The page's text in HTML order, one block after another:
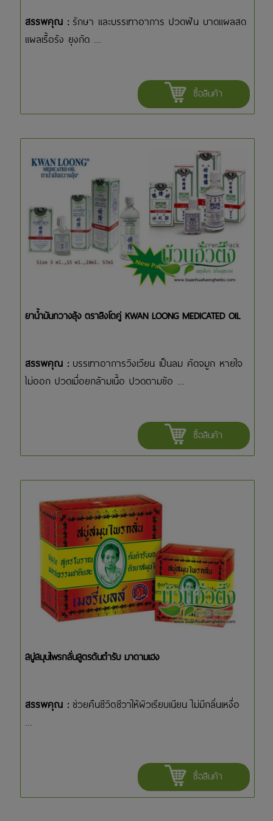
สรรพคุณ : รักษา และบรรเทาอาการ ปวดฟัน บาดแผลสด
แผลเรื้อรัง ยุงกัด ...
ซื้อสินค้า
ยาน้ำมันกวางลุ้ง ตราสิงโตคู่ KWAN LOONG MEDICATED OIL
สรรพคุณ : บรรเทาอาการวิงเวียน เป็นลม คัดจมูก หายใจ
ไม่ออก ปวดเมื่อยกล้ามเนื้อ ปวดตามข้อ ...
ซื้อสินค้า
สบู่สมุนไพรกลั่นสูตรต้นตำรับ มาดามเฮง
สรรพคุณ : ช่วยคืนชีวิตชีวาให้ผิวเรียบเนียน ไม่มีกลิ่นเหงื่อ
...
ซื้อสินค้า